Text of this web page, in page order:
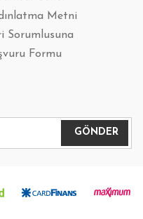
Metni
Sorumlusuna
Formu